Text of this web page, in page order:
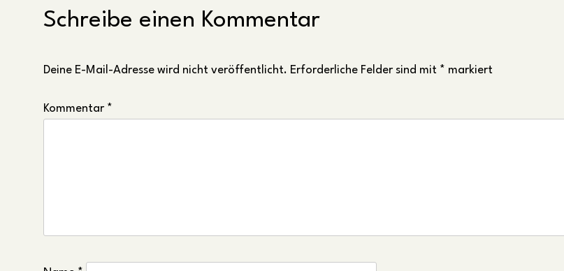
Schreibe einen Kommentar
Deine E-Mail-Adresse wird nicht veröffentlicht. Erforderliche Felder sind mit * markiert
Kommentar *